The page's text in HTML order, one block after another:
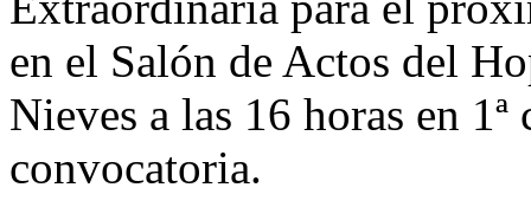
en el Salón de Actos del
Nieves a las 16 horas en
convocatoria.